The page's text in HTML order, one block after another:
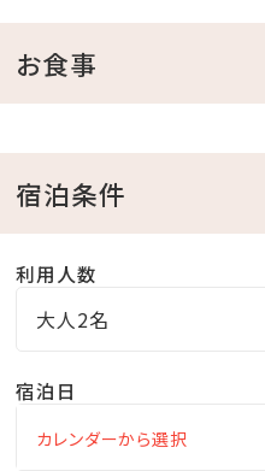
コンドミニアムだから実
ごしください。
ャグジー、テラス
■チェックイン方法■
・フロント棟でチェックイン
す。（無料、有料各種）
お食事
宿泊条件
利用人数
大人2名
宿泊日